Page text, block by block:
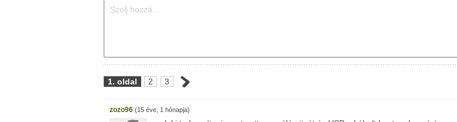
1. oldal 2 3
zozo96 (15 éve, 1 hónapja)